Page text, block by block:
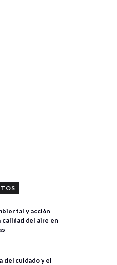
y acción
del aire en
del cuidado y el